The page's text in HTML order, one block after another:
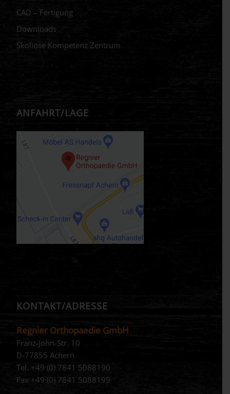
CAD – Fertigung
Downloads
Skoliose Kompetenz Zentrum
ANFAHRT/LAGE
KONTAKT/ADRESSE
Regnier Orthopaedie GmbH
Franz-John-Str. 10
D-77855 Achern
Tel. +49 (0) 7841 5088190
Fax +49 (0) 7841 5088199